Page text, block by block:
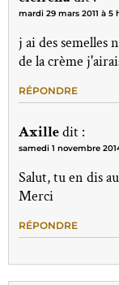
mardi 29 mars 2011 à 5
j ai des
de la crème
RÉPONDRE
Axilledit :
samedi 1 novembre
Salut, tu en dis
Merci
RÉPONDRE